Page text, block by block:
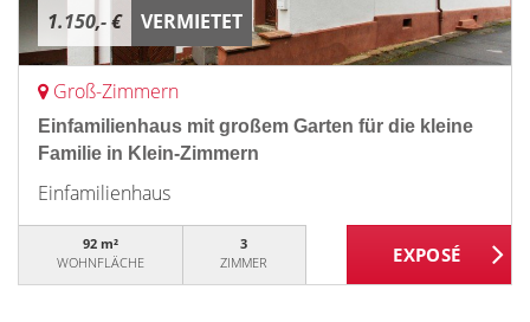
1.150,- € VERMIETET
Groß-Zimmern
Einfamilienhaus mit großem Garten für die kleine
Familie in Klein-Zimmern
Einfamilienhaus
92 m²
WOHNFLÄCHE
3
ZIMMER